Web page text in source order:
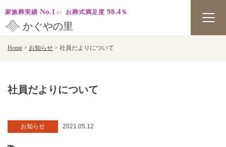
かぐやの里
家族葬実績 No.1 お葬式満足度 98.4％
Home > お知らせ > 社員だよりについて
社員だよりについて
お知らせ 2021.05.12